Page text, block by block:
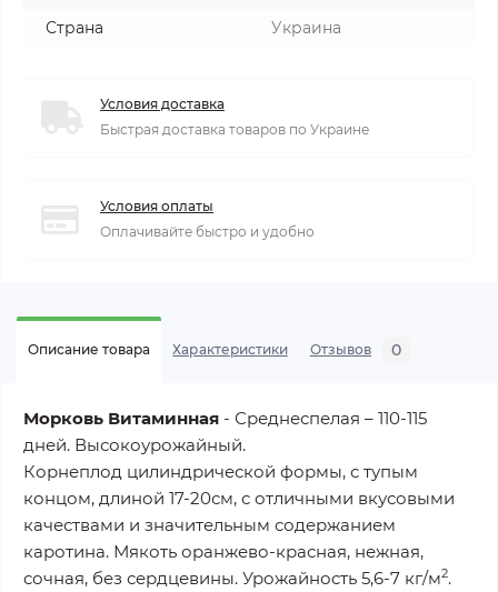
Страна
Украина
Условия доставка
Быстрая доставка товаров по Украине
Условия оплаты
Оплачивайте быстро и удобно
Описание товара Характеристики Отзывов 0
Морковь Витаминная - Среднеспелая – 110-115
дней. Высокоурожайный.
Корнеплод цилиндрической формы, с тупым
концом, длиной 17-20см, с отличными вкусовыми
качествами и значительным содержанием
каротина. Мякоть оранжево-красная, нежная,
сочная, без сердцевины. Урожайность 5,6-7 кг/м2.